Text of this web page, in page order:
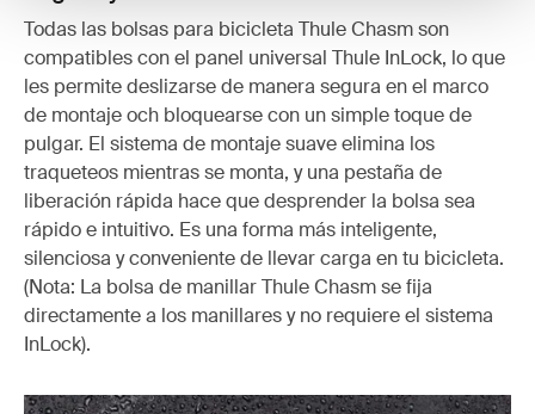
Todas las bolsas para bicicleta Thule Chasm son
compatibles con el panel universal Thule InLock, lo que
les permite deslizarse de manera segura en el marco
de montaje och bloquearse con un simple toque de
pulgar. El sistema de montaje suave elimina los
traqueteos mientras se monta, y una pestaña de
liberación rápida hace que desprender la bolsa sea
rápido e intuitivo. Es una forma más inteligente,
silenciosa y conveniente de llevar carga en tu bicicleta.
(Nota: La bolsa de manillar Thule Chasm se fija
directamente a los manillares y no requiere el sistema
InLock).